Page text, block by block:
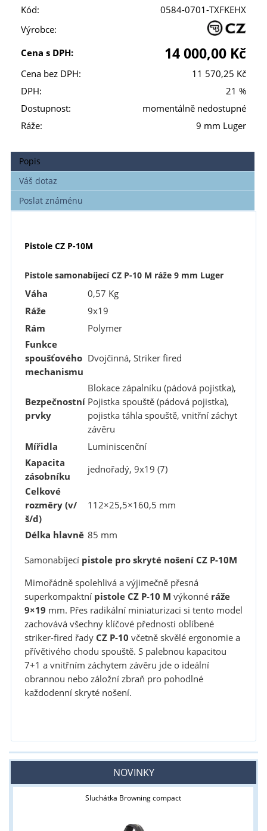
Kód:
0584-0701-TXFKEHX
Výrobce:
Cena s DPH:
14 000,00 Kč
Cena bez DPH:
11 570,25 Kč
DPH:
21 %
Dostupnost:
momentálně nedostupné
Ráže:
9 mm Luger
Popis
Váš dotaz
Poslat známénu
Pistole CZ P-10M
Pistole samonabíjecí CZ P-10 M ráže 9 mm Luger
Váha
0,57 Kg
Ráže
9x19
Rám
Polymer
Funkce
spoušťového
mechanismu
Dvojčinná, Striker fired
Bezpečnostní
prvky
Blokace zápalníku (pádová pojistka),
Pojistka spouště (pádová pojistka),
pojistka táhla spouště, vnitřní záchyt
závěru
Mířidla
Luminiscenční
Kapacita
zásobníku
jednořadý, 9x19 (7)
Celkové
rozměry (v/
š/d)
112×25,5×160,5 mm
Délka hlavně 85 mm
Samonabíjecí pistole pro skryté nošení CZ P-10M
Mimořádně spolehlivá a výjimečně přesná
superkompaktní pistole CZ P-10 M výkonné ráže
9×19 mm. Přes radikální miniaturizaci si tento model
zachovává všechny klíčové přednosti oblíbené
striker-fired řady CZ P-10 včetně skvělé ergonomie a
přívětivého chodu spouště. S palebnou kapacitou
7+1 a vnitřním záchytem závěru jde o ideální
obrannou nebo záložní zbraň pro pohodlné
každodenní skryté nošení.
NOVINKY
Sluchátka Browning compact